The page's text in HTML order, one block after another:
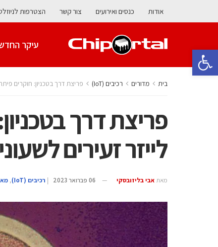
פתח סרגל נגישות
אודות כנסים ואירועים צור קשר הצטרפות
עיקר
בית מדורים ‫רכיבים‬ (IoT) פריצת דרך בטכניון: חוקרים
פריצת דרך
לייזר זעירים
מאת אבי בליזובסקי 06 פברואר 2023 | ‫רכיבים‬ (IoT) ,